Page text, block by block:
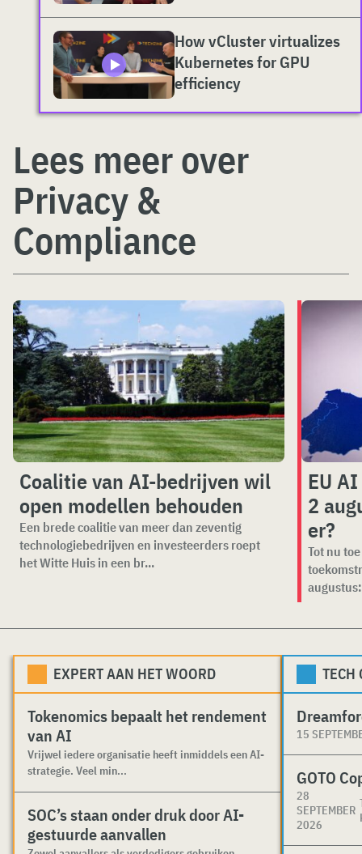
How vCluster virtualizes
Kubernetes for GPU
efficiency
Lees meer over
Privacy &
Compliance
Coalitie van AI-bedrijven wil
open modellen behouden
Een brede coalitie van meer dan zeventig
technologiebedrijven en investeerders roept
het Witte Huis in een br...
EU
2
er?
Tot nu
EXPERT AAN HET WOORD
Tokenomics bepaalt het rendement
van AI
Vrijwel iedere organisatie heeft inmiddels een AI-
strategie. Veel min...
SOC’s staan onder druk door AI-
gestuurde aanvallen
TECH
15
GOTO
28
SEPTEMBER
2026